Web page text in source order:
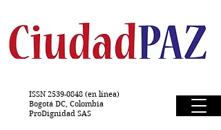
ISSN 2539-0848 (en línea)
Bogotá DC, Colombia
ProDignidad SAS